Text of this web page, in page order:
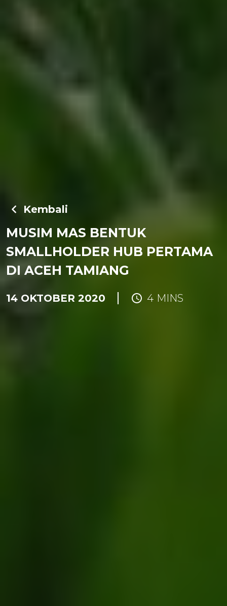
Kembali
MUSIM MAS BENTUK
SMALLHOLDER HUB PERTAMA
DI ACEH TAMIANG
14 OKTOBER 2020 4 MINS